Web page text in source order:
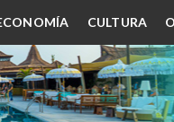
CULTURA